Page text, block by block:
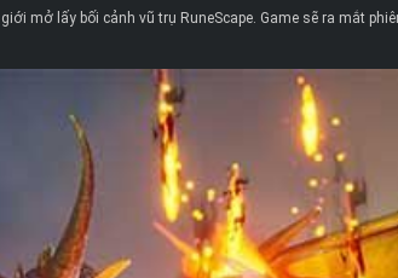
mở lấy bối cảnh vũ trụ RuneScape. Game sẽ ra mắt